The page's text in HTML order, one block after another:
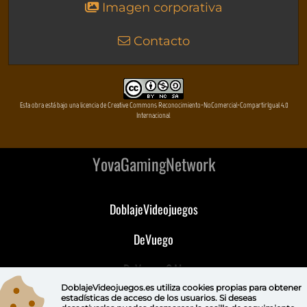
Imagen corporativa
Contacto
Esta obra está bajo una licencia de Creative Commons Reconocimiento-NoComercial-CompartirIgual 4.0
Internacional
YovaGamingNetwork
DoblajeVideojuegos
DeVuego
DeVuego GAL
DeVuego LATAM
DoblajeVideojuegos.es utiliza cookies propiaspara obtener
estadísticas de acceso de los usuarios. Si deseas